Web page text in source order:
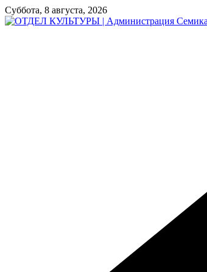
Перейти
к
Суббота, 8 августа, 2026